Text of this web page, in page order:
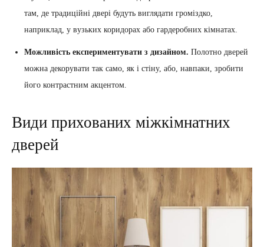
там, де традиційні двері будуть виглядати громіздко,
наприклад, у вузьких коридорах або гардеробних кімнатах.
Можливість експериментувати з дизайном. Полотно дверей
можна декорувати так само, як і стіну, або, навпаки, зробити
його контрастним акцентом.
Види прихованих міжкімнатних
дверей